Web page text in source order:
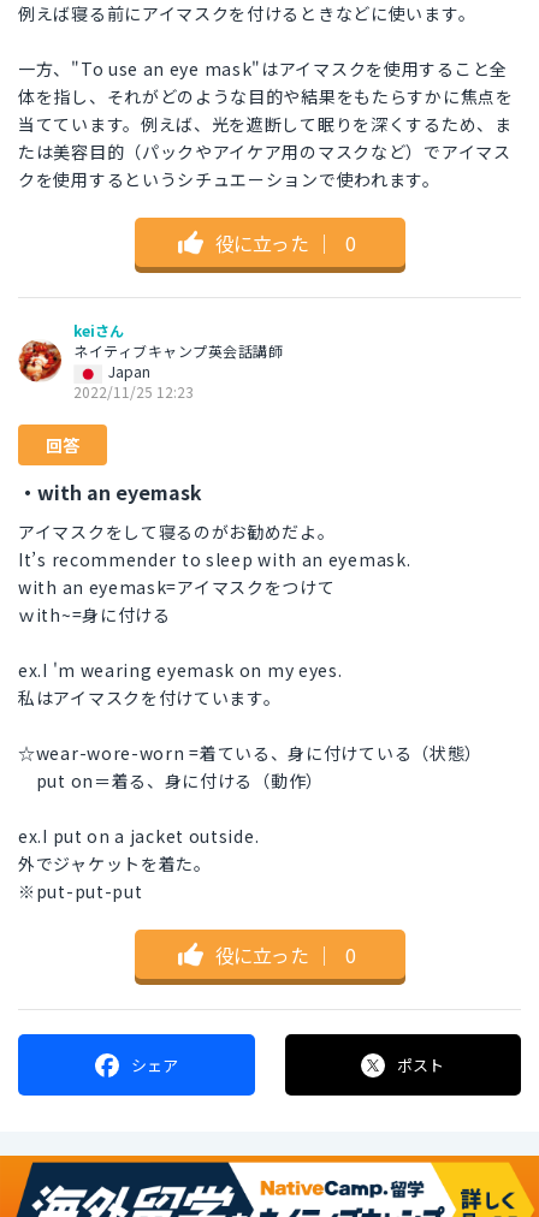
例えば寝る前にアイマスクを付けるときなどに使います。
一方、"To use an eye mask"はアイマスクを使用すること全
体を指し、それがどのような目的や結果をもたらすかに焦点を
当てています。例えば、光を遮断して眠りを深くするため、ま
たは美容目的（パックやアイケア用のマスクなど）でアイマス
クを使用するというシチュエーションで使われます。
役に立った ｜ 0
keiさん
ネイティブキャンプ英会話講師
Japan
2022/11/25 12:23
回答
・with an eyemask
アイマスクをして寝るのがお勧めだよ。
It’s recommender to sleep with an eyemask.
with an eyemask=アイマスクをつけて
ｗith~=身に付ける
ex.I 'm wearing eyemask on my eyes.
私はアイマスクを付けています。
☆wear-wore-worn =着ている、身に付けている（状態）
put on＝着る、身に付ける（動作）
ex.I put on a jacket outside.
外でジャケットを着た。
※put-put-put
役に立った ｜ 0
シェア ポスト